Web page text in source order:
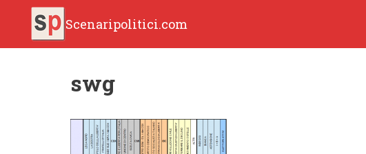
Scenaripolitici.com
swg